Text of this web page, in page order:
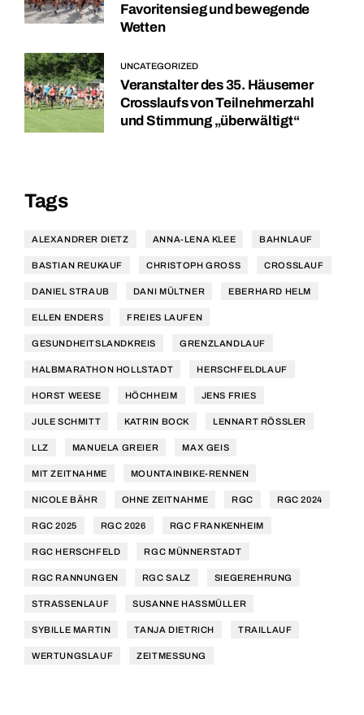
Favoritensieg und bewegende
Wetten
UNCATEGORIZED
Veranstalter des 35. Häusemer
Crosslaufs von Teilnehmerzahl
und Stimmung „überwältigt“
Tags
ALEXANDRER DIETZ ANNA-LENA KLEE BAHNLAUF
BASTIAN REUKAUF CHRISTOPH GROSS CROSSLAUF
DANIEL STRAUB DANI MÜLTNER EBERHARD HELM
ELLEN ENDERS FREIES LAUFEN
GESUNDHEITSLANDKREIS GRENZLANDLAUF
HALBMARATHON HOLLSTADT HERSCHFELDLAUF
HORST WEESE HÖCHHEIM JENS FRIES
JULE SCHMITT KATRIN BOCK LENNART RÖSSLER
LLZ MANUELA GREIER MAX GEIS
MIT ZEITNAHME MOUNTAINBIKE-RENNEN
NICOLE BÄHR OHNE ZEITNAHME RGC RGC 2024
RGC 2025 RGC 2026 RGC FRANKENHEIM
RGC HERSCHFELD RGC MÜNNERSTADT
RGC RANNUNGEN RGC SALZ SIEGEREHRUNG
STRASSENLAUF SUSANNE HASSMÜLLER
SYBILLE MARTIN TANJA DIETRICH TRAILLAUF
WERTUNGSLAUF ZEITMESSUNG